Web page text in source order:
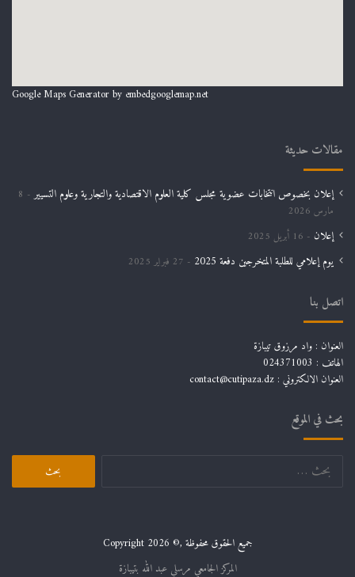
Google Maps Generator by embedgooglemap.net
مقالات حديثة
إعلان بخصوص انتخابات عضوية مجلس كلية العلوم الاقتصادية والتجارية وعلوم التسيير
8
مارس 2026
إعلان 16 أبريل 2025
يوم إعلامي للطلبة المتخرجين دفعة 2025 27 فبراير 2025
اتصل بنا
العنوان : واد مرزوق تيبازة
الهاتف : 024371003
العنوان الالكتروني : contact@cutipaza.dz
بحث في الموقع
البحث
جميع الحقوق محفوظة ,© Copyright 2026
المركز الجامعي مرسلي عبد الله بتيبازة